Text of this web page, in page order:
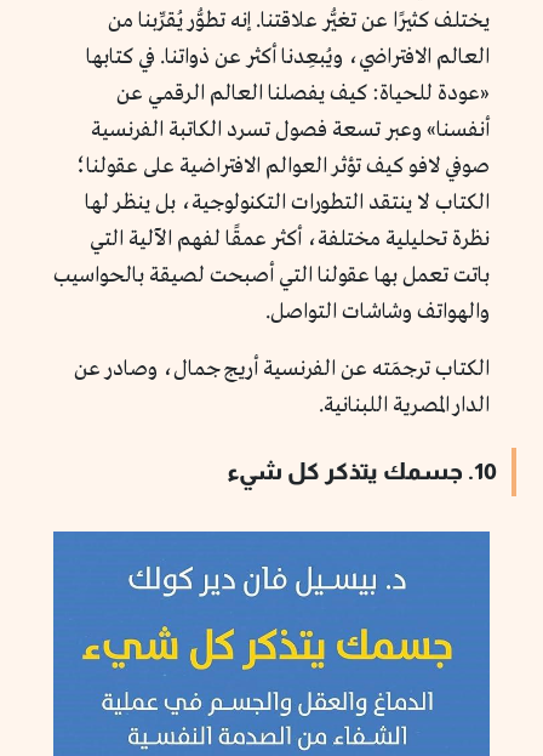
يختلف كثيرًا عن تغيُّر علاقتنا. إنه تطوُّر يُقرِّبنا من
العالم الافتراضي، ويُبعِدنا أكثر عن ذواتنا. في كتابها
«عودة للحياة: كيف يفصلنا العالم الرقمي عن
أنفسنا» وعبر تسعة فصول تسرد الكاتبة الفرنسية
صوفي لافو كيف تؤثر العوالم الافتراضية على عقولنا؛
الكتاب لا ينتقد التطورات التكنولوجية، بل ينظر لها
نظرة تحليلية مختلفة، أكثر عمقًا لفهم الآلية التي
باتت تعمل بها عقولنا التي أصبحت لصيقة بالحواسيب
والهواتف وشاشات التواصل.
الكتاب ترجمَته عن الفرنسية أريج جمال، وصادر عن
الدار المصرية اللبنانية.
10. جسمك يتذكر كل شيء